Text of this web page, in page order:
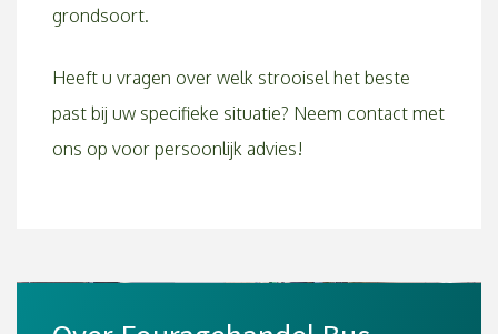
grondsoort.
Heeft u vragen over welk strooisel het beste
past bij uw specifieke situatie? Neem contact met
ons op voor persoonlijk advies!